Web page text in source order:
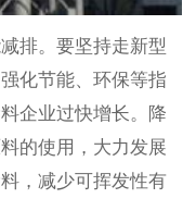
排。要坚持走新型
化节能、环保等指
企业过快增长。降
的使用，大力发展
，减少可挥发性有